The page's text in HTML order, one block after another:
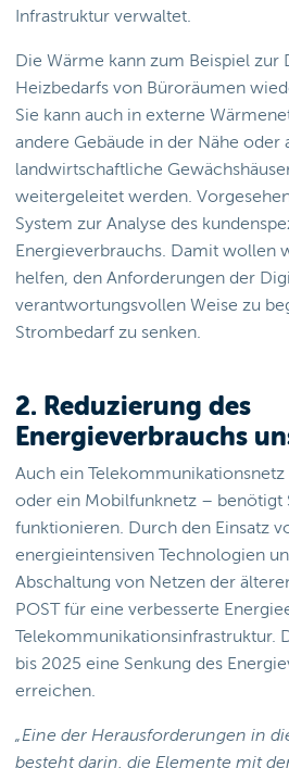
Infrastruktur verwaltet.
Die Wärme kann zum Beispiel zur
Heizbedarfs von Büroräumen
Sie kann auch in externe
andere Gebäude in der Nähe oder
landwirtschaftliche
weitergeleitet werden.
System zur Analyse des
Energieverbrauchs. Damit wollen
helfen, den Anforderungen der
verantwortungsvollen Weise zu
Strombedarf zu senken.
2. Reduzierung des
Energieverbrauchs
Auch ein Telekommunikationsnetz
oder ein Mobilfunknetz – benötigt
funktionieren. Durch den Einsatz
energieintensiven Technologien
Abschaltung von Netzen der
POST für eine verbesserte
Telekommunikationsinfrastruktur.
bis 2025 eine Senkung des
erreichen.
„Eine der Herausforderungen in
besteht darin, die Elemente mit